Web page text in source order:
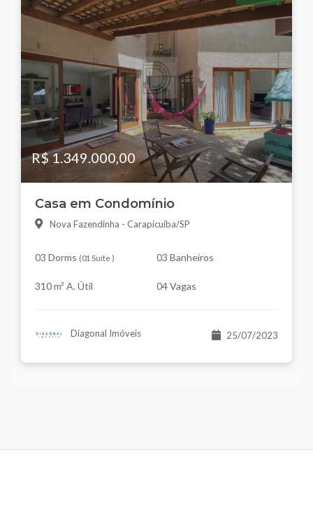
R$ 1.349.000,00
Casa em Condomínio
Nova Fazendinha - Carapicuíba/SP
03 Dorms (01 Suíte ) 03 Banheiros
310 m² A. Útil 04 Vagas
Diagonal Imóveis 25/07/2023